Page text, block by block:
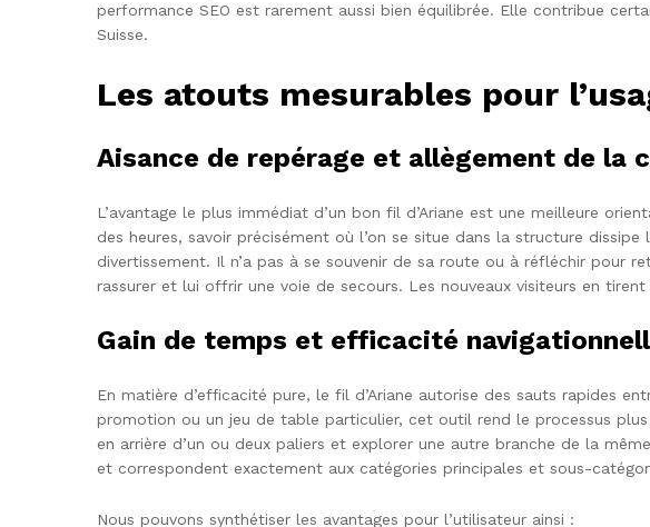
performance SEO est rarement aussi bien équilibrée. Elle contribue
Suisse.
Les atouts mesurables pour
Aisance de repérage et allègement de la
L’avantage le plus immédiat d’un bon fil d’Ariane est une meilleure
des heures, savoir précisément où l’on se situe dans la structure
divertissement. Il n’a pas à se souvenir de sa route ou à réfléchir pour
rassurer et lui offrir une voie de secours. Les nouveaux visiteurs en
Gain de temps et efficacité
En matière d’efficacité pure, le fil d’Ariane autorise des sauts rapides
promotion ou un jeu de table particulier, cet outil rend le processus
en arrière d’un ou deux paliers et explorer une autre branche de la
et correspondent exactement aux catégories principales et sous-
Nous pouvons synthétiser les avantages pour l’utilisateur ainsi :